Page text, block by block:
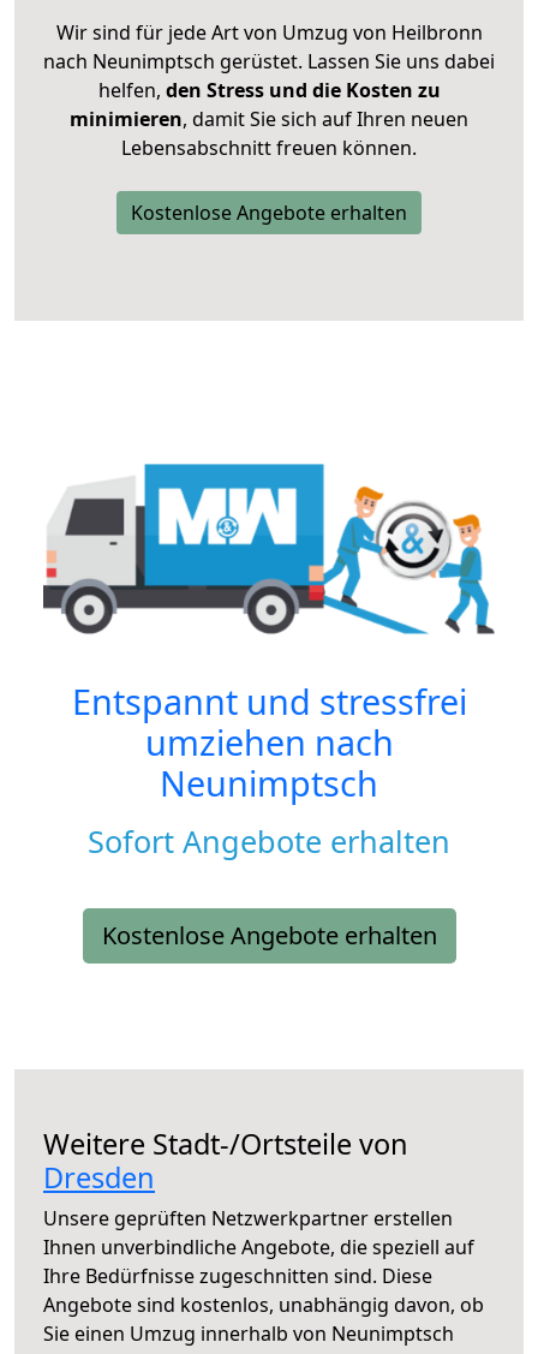
Wir sind für jede Art von Umzug von Heilbronn
nach Neunimptsch gerüstet. Lassen Sie uns dabei
helfen, den Stress und die Kosten zu
minimieren, damit Sie sich auf Ihren neuen
Lebensabschnitt freuen können.
Kostenlose Angebote erhalten
Entspannt und stressfrei
umziehen nach
Neunimptsch
Sofort Angebote erhalten
Kostenlose Angebote erhalten
Weitere Stadt-/Ortsteile von
Dresden
Unsere geprüften Netzwerkpartner erstellen
Ihnen unverbindliche Angebote, die speziell auf
Ihre Bedürfnisse zugeschnitten sind. Diese
Angebote sind kostenlos, unabhängig davon, ob
Sie einen Umzug innerhalb von Neunimptsch